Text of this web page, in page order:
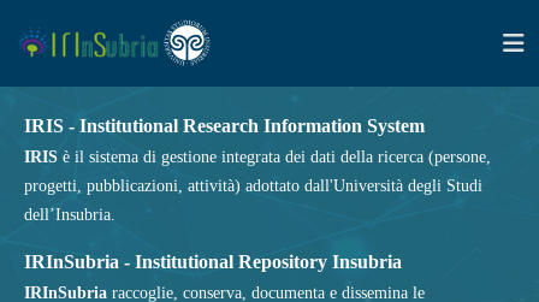
IRIS - Institutional Research Information System
IRIS è il sistema di gestione integrata dei dati della ricerca (persone,
progetti, pubblicazioni, attività) adottato dall'Università degli Studi
dell’Insubria.
IRInSubria - Institutional Repository Insubria
IRInSubria raccoglie, conserva, documenta e dissemina le